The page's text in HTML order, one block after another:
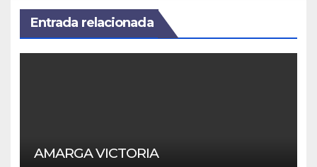
Entrada relacionada
AMARGA VICTORIA